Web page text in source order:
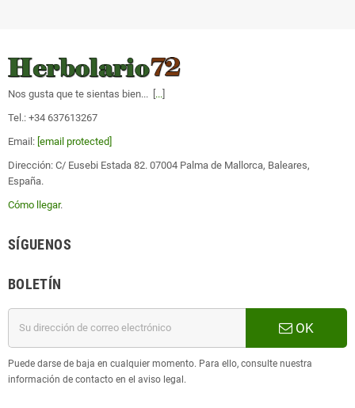
Nos gusta que te sientas bien... [ ...
Tel.: +34 637613267
Email: [email protected]
Dirección: C/ Eusebi Estada 82. 07004 Palma de Mallorca, Baleares,
España.
Cómo llegar.
SÍGUENOS
BOLETÍN
OK
Puede darse de baja en cualquier momento. Para ello, consulte nuestra
información de contacto en el aviso legal.